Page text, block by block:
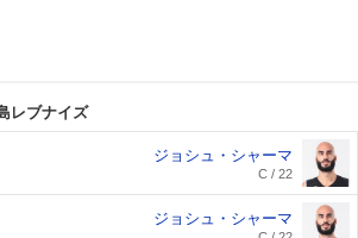
レブナイズ
ジョシュ・シャーマ
C / 22
ジョシュ・シャーマ